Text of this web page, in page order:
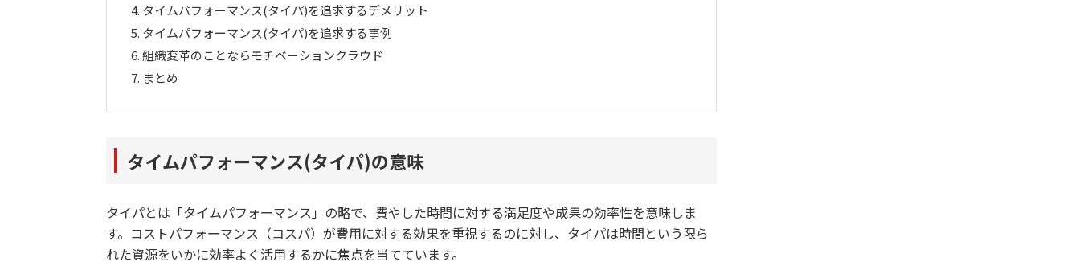
4. タイムパフォーマンス(タイパ)を追求するデメリット
5. タイムパフォーマンス(タイパ)を追求する事例
6.組織変革のことならモチベーションクラウド
7. まとめ
タイムパフォーマンス(タイパ)の意味
タイパとは「タイムパフォーマンス」の略で、費やした時間に対する満足度や成果の効率性を意味しま
す。コストパフォーマンス（コスパ）が費用に対する効果を重視するのに対し、タイパは時間という限ら
れた資源をいかに効率よく活用するかに焦点を当てています。